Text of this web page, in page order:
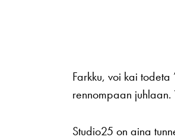
Farkku, voi kai
rennompaan
Studio25 on aina